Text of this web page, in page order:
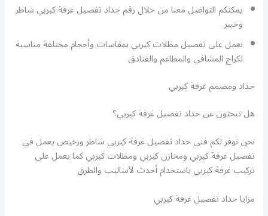
يمكنكم التواصل معنا من خلال رقم حداد تفصيل غرفة كيربي شاطر
وخبير
نعمل على تفصيل مظلات كيربي بمقاسات وأحجام مختلفة مناسبة
لكراج المشافي والمطاعم والفنادق
حداد ومصمم غرفة كيربي
هل تبحثون عن حداد تفصيل غرفة كيربي؟
نحن نوفر لكم فني حداد تفصيل غرفة كيربي شاطر ورخيص يعمل في
تفصيل غرفة كيربي ومخازن كيربي ومظلات كيربي كما يعمل على
تركيب غرفة كيربي باستخدام أحدث لأساليب والطرق
مزايا حداد تفصيل غرفة كيربي